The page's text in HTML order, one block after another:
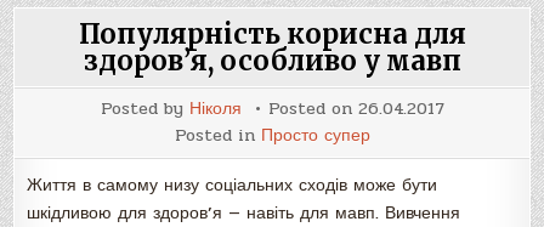
Популярність корисна для
здоров’я, особливо у мавп
Posted by Ніколя Posted on 26.04.2017
Posted in Просто супер
Життя в самому низу соціальних сходів може бути
шкідливою для здоров’я — навіть для мавп. Вивчення